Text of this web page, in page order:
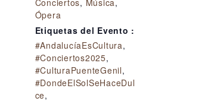
Ópera
Etiquetas del Evento :
#AndalucíaEsCultura,
#Conciertos2025,
#CulturaPuenteGenil,
#DondeElSolSeHaceDul
ce,